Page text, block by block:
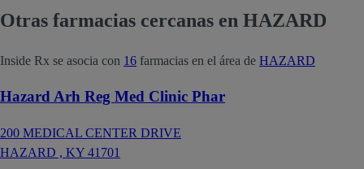
Otras farmacias cercanas en HAZARD
Inside Rx se asocia con 16 farmacias en el área de HAZARD
Hazard Arh Reg Med Clinic Phar
200 MEDICAL CENTER DRIVE
HAZARD , KY 41701